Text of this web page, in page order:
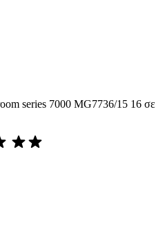
series 7000 MG7736/15 16 σε